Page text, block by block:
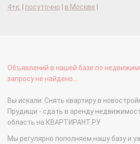
4+к.
посуточно в Москве
Объявлений в нашей базе по
запросу не найдено...
Вы искали: Снять квартиру в
Прудищи - сдать в аренду
область на КВАРТИРАНТ.РУ
Мы регулярно пополняем нашу базу и